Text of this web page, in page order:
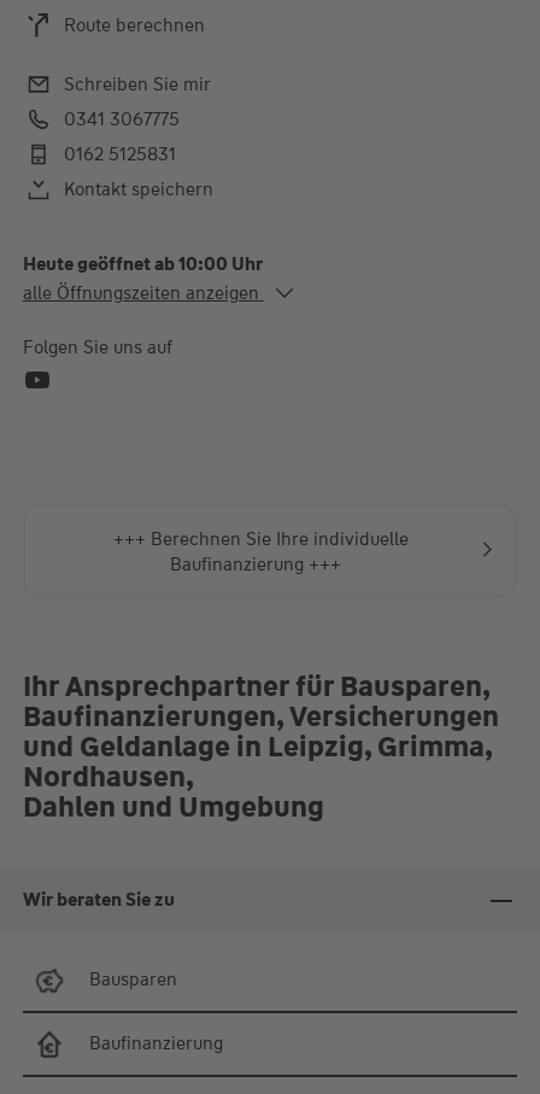
Route berechnen
Schreiben Sie mir
0341 3067775
0162 5125831
Kontakt speichern
Heute geöffnet ab 10:00 Uhr
Alle Öffnungszeiten
alle Öffnungszeiten anzeigen
Folgen Sie uns auf
+++ Berechnen Sie Ihre individuelle
Baufinanzierung +++
Ihr Ansprechpartner für Bausparen,
Baufinanzierungen, Versicherungen
und Geldanlage in Leipzig, Grimma,
Nordhausen,
Dahlen und Umgebung
Wir beraten Sie zu
Bausparen
Baufinanzierung